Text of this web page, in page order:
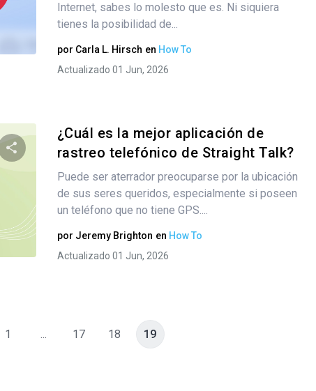
Internet, sabes lo molesto que es. Ni siquiera
tienes la posibilidad de...
por Carla L. Hirsch en How To
Actualizado 01 Jun, 2026
Comparte este artículo
Twitter Facebook Copiar enlace
¿Cuál es la mejor aplicación de
rastreo telefónico de Straight Talk?
Puede ser aterrador preocuparse por la ubicación
de sus seres queridos, especialmente si poseen
un teléfono que no tiene GPS....
por Jeremy Brighton en How To
Actualizado 01 Jun, 2026
1 ... 17 18 19